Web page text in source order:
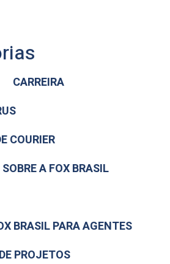
CARREIRA
COURIER
A FOX BRASIL
BRASIL PARA AGENTES
PROJETOS